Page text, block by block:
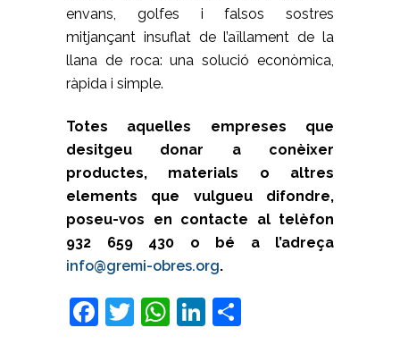
envans, golfes i falsos sostres
mitjançant insuflat de l’aïllament de la
llana de roca: una solució econòmica,
ràpida i simple.
Totes aquelles empreses que
desitgeu donar a conèixer
productes, materials o altres
elements que vulgueu difondre,
poseu-vos en contacte al telèfon
932 659 430 o bé a l’adreça
info@gremi-obres.org.
Facebook
Twitter
WhatsApp
LinkedIn